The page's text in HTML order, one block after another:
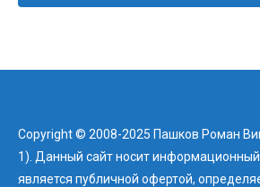
Copyright © 2008-2025 Пашков Роман
1). Данный сайт носит информационный
является публичной офертой,